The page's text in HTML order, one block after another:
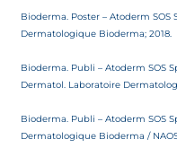
Bioderma. Poster – Atoderm SOS
Dermatologique Bioderma; 2018.
Bioderma. Publi – Atoderm SOS
Dermatol. Laboratoire
Bioderma. Publi – Atoderm SOS
Dermatologique Bioderma /